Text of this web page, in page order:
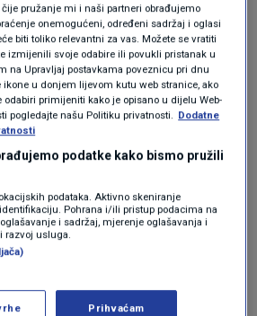
sna nema suprotan
s Medicinskog centra
Columbia.
sna povezano je s bržim
svakom organu, što
je san važan u održavanju
koordinirane mreže
metaboličku
imunološki sustav", rekao je
radiologije na Columbiji.
pružanje mi i naši partneri obrađujemo
onemogućeni, određeni sadržaj i oglasi
biti toliko relevantni za vas. Možete se vratiti
izmijenili svoje odabire ili povukli pristanak u
na Upravljaj postavkama poveznicu pri dnu
u donjem lijevom kutu web stranice, ako
odabiri primijeniti kako je opisano u dijelu Web-
pogledajte našu Politiku privatnosti.
Dodatne
podatke kako bismo pružili
podataka. Aktivno skeniranje
Pohrana i/ili pristup podacima na
i sadržaj, mjerenje oglašavanja i
razvoj usluga.
Prihvaćam